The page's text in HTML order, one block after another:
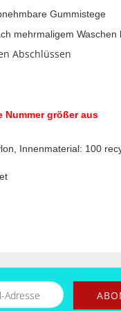
Gummistege
mehrmaligem Waschen
Abschlüssen
Nummer größer aus
Innenmaterial: 100